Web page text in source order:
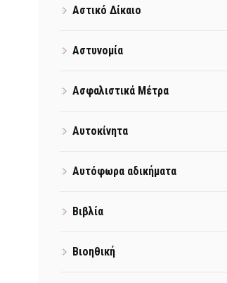
Αστικό Δίκαιο
Αστυνομία
Ασφαλιστικά Μέτρα
Αυτοκίνητα
Αυτόφωρα αδικήματα
Βιβλία
Βιοηθική